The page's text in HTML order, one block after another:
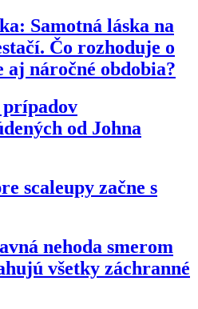
Samotná láska na
Čo rozhoduje o
náročné obdobia?
prípadov
od Johna
scaleupy začne s
nehoda smerom
všetky záchranné